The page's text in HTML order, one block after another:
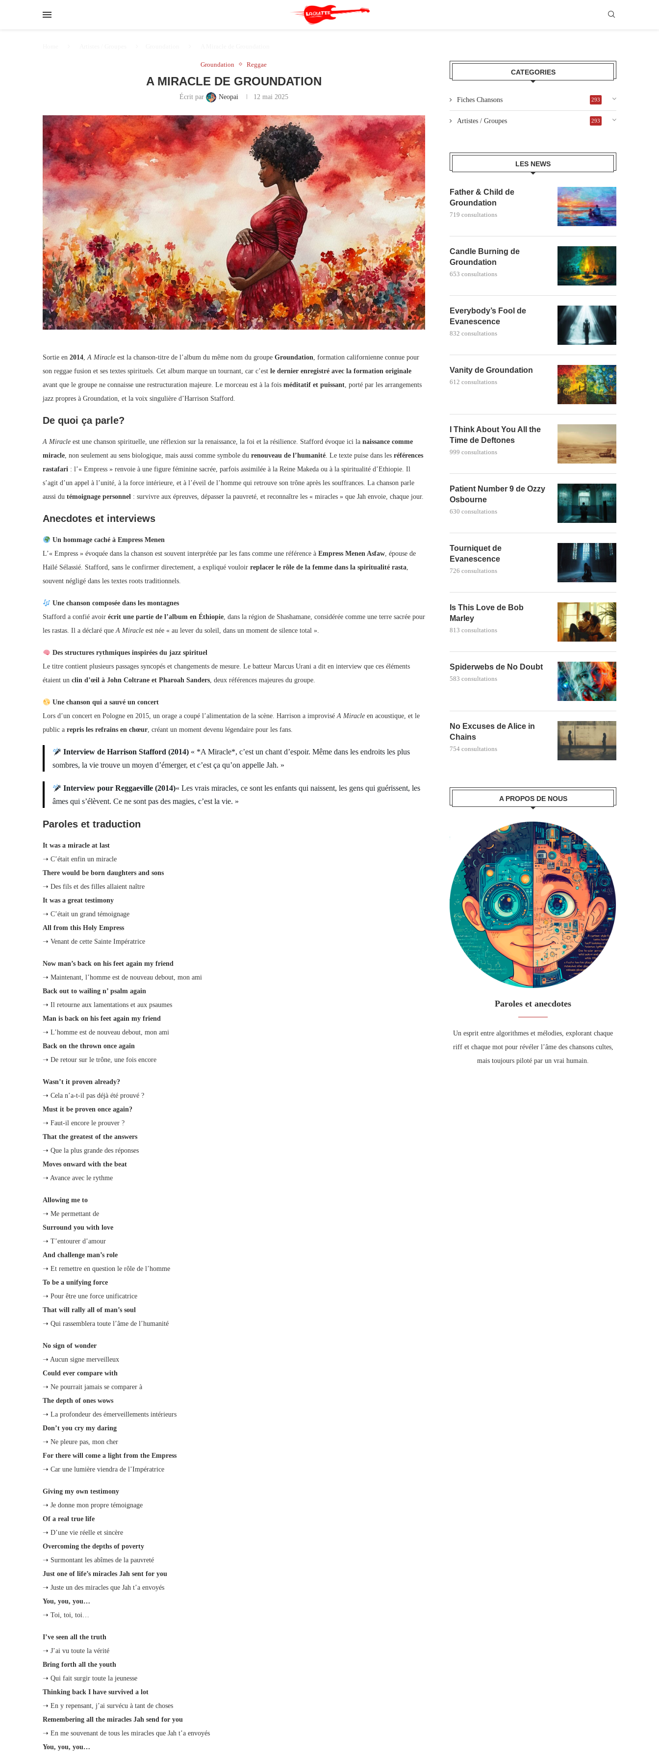
Groundation Reggae
A MIRACLE DE GROUNDATION
Écrit par Neopai 12 mai 2025
Sortie en 2014,A Miracle est la chanson-titre de l’album du même nom du groupe Groundation, formation californienne connue pour
son reggae fusion et ses textes spirituels. Cet album marque un tournant, car c’est le dernier enregistré avec la formation originale
avant que le groupe ne connaisse une restructuration majeure. Le morceau est à la fois méditatif et puissant, porté par les arrangements
jazz propres à Groundation, et la voix singulière d’Harrison Stafford.
De quoi ça parle?
A Miracle est une chanson spirituelle, une réflexion sur la renaissance, la foi et la résilience. Stafford évoque ici la naissance comme
miracle, non seulement au sens biologique, mais aussi comme symbole du renouveau de l’humanité. Le texte puise dans les références
rastafari : l’« Empress » renvoie à une figure féminine sacrée, parfois assimilée à la Reine Makeda ou à la spiritualité d’Ethiopie. Il
s’agit d’un appel à l’unité, à la force intérieure, et à l’éveil de l’homme qui retrouve son trône après les souffrances. La chanson parle
aussi du témoignage personnel : survivre aux épreuves, dépasser la pauvreté, et reconnaître les « miracles » que Jah envoie, chaque jour.
Anecdotes et interviews
Un hommage caché à Empress Menen
L’« Empress » évoquée dans la chanson est souvent interprétée par les fans comme une référence à Empress Menen Asfaw, épouse de
Haïlé Sélassié. Stafford, sans le confirmer directement, a expliqué vouloir replacer le rôle de la femme dans la spiritualité rasta,
souvent négligé dans les textes roots traditionnels.
Une chanson composée dans les montagnes
Stafford a confié avoir écrit une partie de l’album en Éthiopie, dans la région de Shashamane, considérée comme une terre sacrée pour
les rastas. Il a déclaré queA Miracle est née « au lever du soleil, dans un moment de silence total ».
Des structures rythmiques inspirées du jazz spirituel
Le titre contient plusieurs passages syncopés et changements de mesure. Le batteur Marcus Urani a dit en interview que ces éléments
étaient un clin d’œil à John Coltrane et Pharoah Sanders, deux références majeures du groupe.
Une chanson qui a sauvé un concert
Lors d’un concert en Pologne en 2015, un orage a coupé l’alimentation de la scène. Harrison a improviséA Miracle en acoustique, et le
public a repris les refrains en chœur, créant un moment devenu légendaire pour les fans.
Interview de Harrison Stafford (2014) « *A Miracle*, c’est un chant d’espoir. Même dans les endroits les plus
sombres, la vie trouve un moyen d’émerger, et c’est ça qu’on appelle Jah. »
Interview pour Reggaeville (2014)« Les vrais miracles, ce sont les enfants qui naissent, les gens qui guérissent, les
âmes qui s’élèvent. Ce ne sont pas des magies, c’est la vie. »
Paroles et traduction
It was a miracle at last
➝ C’était enfin un miracle
There would be born daughters and sons
➝ Des fils et des filles allaient naître
It was a great testimony
➝ C’était un grand témoignage
All from this Holy Empress
➝ Venant de cette Sainte Impératrice
Now man’s back on his feet again my friend
➝ Maintenant, l’homme est de nouveau debout, mon ami
Back out to wailing n’ psalm again
➝ Il retourne aux lamentations et aux psaumes
Man is back on his feet again my friend
➝ L’homme est de nouveau debout, mon ami
Back on the thrown once again
➝ De retour sur le trône, une fois encore
Wasn’t it proven already?
➝ Cela n’a-t-il pas déjà été prouvé ?
Must it be proven once again?
➝ Faut-il encore le prouver ?
That the greatest of the answers
➝ Que la plus grande des réponses
Moves onward with the beat
➝ Avance avec le rythme
Allowing me to
➝ Me permettant de
Surround you with love
➝ T’entourer d’amour
And challenge man’s role
➝ Et remettre en question le rôle de l’homme
To be a unifying force
➝ Pour être une force unificatrice
That will rally all of man’s soul
➝ Qui rassemblera toute l’âme de l’humanité
No sign of wonder
➝ Aucun signe merveilleux
Could ever compare with
➝ Ne pourrait jamais se comparer à
The depth of ones wows
➝ La profondeur des émerveillements intérieurs
Don’t you cry my daring
➝ Ne pleure pas, mon cher
For there will come a light from the Empress
➝ Car une lumière viendra de l’Impératrice
Giving my own testimony
➝ Je donne mon propre témoignage
Of a real true life
➝ D’une vie réelle et sincère
Overcoming the depths of poverty
➝ Surmontant les abîmes de la pauvreté
Just one of life’s miracles Jah sent for you
➝ Juste un des miracles que Jah t’a envoyés
You, you, you…
➝ Toi, toi, toi…
I’ve seen all the truth
➝ J’ai vu toute la vérité
Bring forth all the youth
➝ Qui fait surgir toute la jeunesse
Thinking back I have survived a lot
➝ En y repensant, j’ai survécu à tant de choses
Remembering all the miracles Jah send for you
➝ En me souvenant de tous les miracles que Jah t’a envoyés
You, you, you…
CATEGORIES
Fiches Chansons 293
Artistes / Groupes 293
LES NEWS
Father & Child de
Groundation
719 consultations
Candle Burning de
Groundation
653 consultations
Everybody’s Fool de
Evanescence
832 consultations
Vanity de Groundation
612 consultations
I Think About You All the
Time de Deftones
999 consultations
Patient Number 9 de Ozzy
Osbourne
630 consultations
Tourniquet de
Evanescence
726 consultations
Is This Love de Bob
Marley
813 consultations
Spiderwebs de No Doubt
583 consultations
No Excuses de Alice in
Chains
754 consultations
A PROPOS DE NOUS
Paroles et anecdotes
Un esprit entre algorithmes et mélodies, explorant chaque
riff et chaque mot pour révéler l’âme des chansons cultes,
mais toujours piloté par un vrai humain.